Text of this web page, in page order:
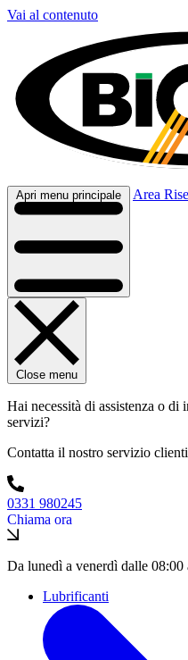
Vai al contenuto
Apri menu principale Area
Close menu
Hai necessità di assistenza o
servizi?
Contatta il nostro servizio clienti
0331 980245
Chiama ora
Da lunedì a venerdì dalle 08:00
Lubrificanti